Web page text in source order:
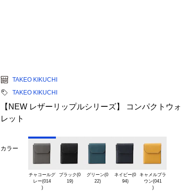
TAKEO KIKUCHI
TAKEO KIKUCHI
【NEW レザーリップルシリーズ】 コンパクトウォ
レット
カラー
チャコールグ
レー(014
)
ブラック(0
19)
グリーン(0
22)
ネイビー(0
94)
キャメルブラ
ウン(041
)